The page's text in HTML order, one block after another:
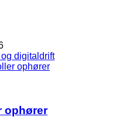
digitaldrift
ophører
ophører